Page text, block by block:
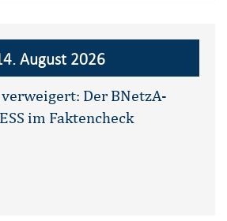
August 2026
Der BNetzA-
im Faktencheck